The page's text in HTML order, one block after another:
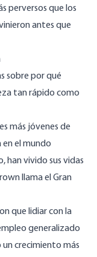
perversos que los
antes que
sobre por qué
tan rápido como
más jóvenes de
en el mundo
han vivido sus vidas
llama el Gran
que lidiar con la
generalizado
crecimiento más